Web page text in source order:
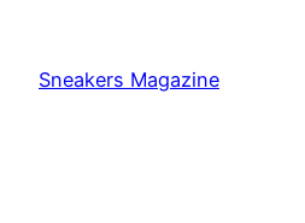
content
Sneakers Magazine